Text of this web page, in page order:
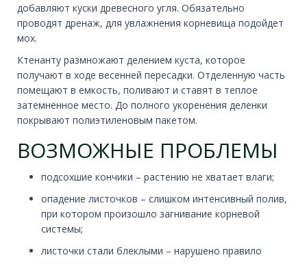
добавляют куски древесного угля. Обязательно
проводят дренаж, для увлажнения корневища подойдет
мох.
Ктенанту размножают делением куста, которое
получают в ходе весенней пересадки. Отделенную часть
помещают в емкость, поливают и ставят в теплое
затемненное место. До полного укоренения деленки
покрывают полиэтиленовым пакетом.
ВОЗМОЖНЫЕ ПРОБЛЕМЫ
подсохшие кончики – растению не хватает влаги;
опадение листочков – слишком интенсивный полив,
при котором произошло загнивание корневой
системы;
листочки стали блеклыми – нарушено правило